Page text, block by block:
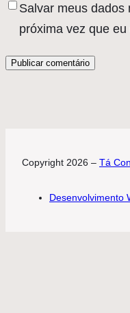
Salvar meus dados
próxima vez que eu
Copyright 2026 – Tá
Desenvolvimento